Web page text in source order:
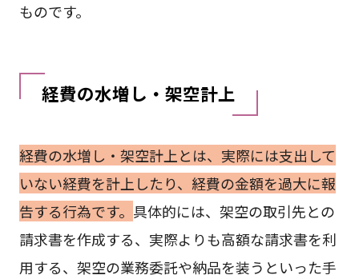
ものです。
経費の水増し・架空計上
経費の水増し・架空計上とは、実際には支出して
いない経費を計上したり、経費の金額を過大に報
告する行為です。 具体的には、架空の取引先との
請求書を作成する、実際よりも高額な請求書を利
用する、架空の業務委託や納品を装うといった手